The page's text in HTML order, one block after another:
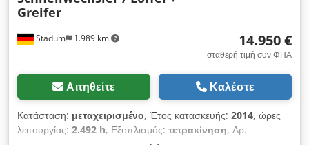
Stadum 1.989 km
Greifer
14.950 €
σταθερή τιμή συν ΦΠΑ
Αιτηθείτε Καλέστε
Κατάσταση: μεταχειρισμένο, Έτος κατασκευής: 2014, ώρες
λειτουργίας: 2.492 h, Εξοπλισμός: τετρακίνηση, Αρ.